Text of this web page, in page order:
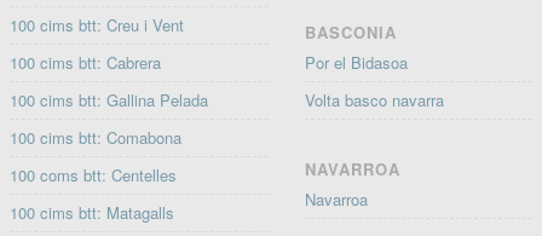
100 cims btt: Creu i Vent
100 cims btt: Cabrera
100 cims btt: Gallina Pelada
100 cims btt: Comabona
100 coms btt: Centelles
100 cims btt: Matagalls
BASCONIA
Por el Bidasoa
Volta basco navarra
NAVARROA
Navarroa